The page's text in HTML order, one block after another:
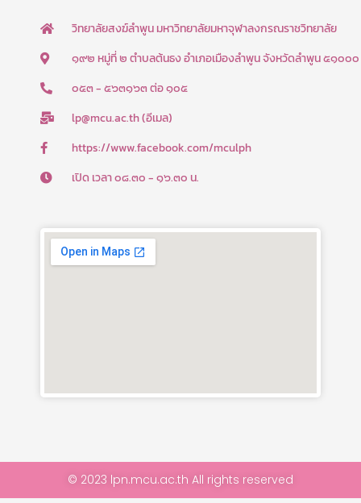
b
-
u
b
e
วิทยาลัยสงฆ์ลำพูน มหาวิทยาลัยมหาจุฬาลงกรณราชวิทยาลัย
๑๙๒ หมู่ที่ ๒ ตำบลต้นธง อำเภอเมืองลำพูน จังหวัดลำพูน ๕๑๐๐๐
๐๕๓ - ๕๖๓๑๖๓ ต่อ ๑๐๕
lp@mcu.ac.th (อีเมล)
https://www.facebook.com/mculph
เปิด เวลา ๐๘.๓๐ - ๑๖.๓๐ น.
© 2023 lpn.mcu.ac.th All rights reserved